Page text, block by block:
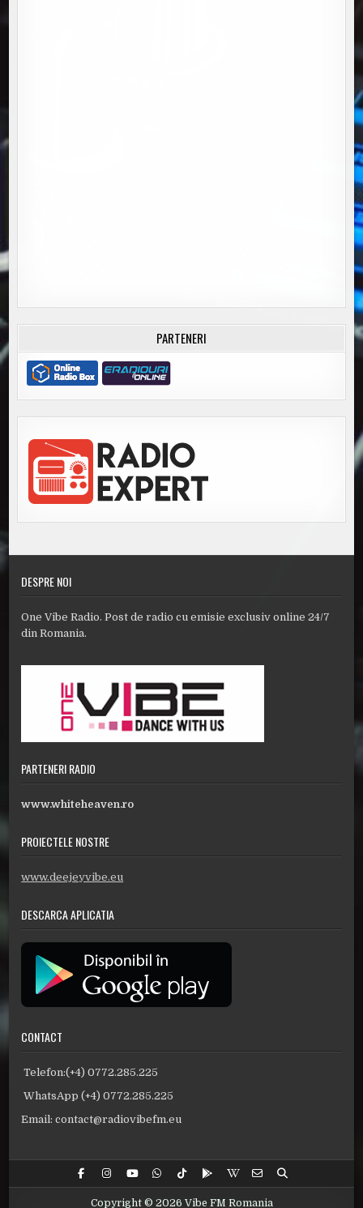
PARTENERI
DESPRE NOI
One Vibe Radio. Post de radio cu emisie exclusiv online 24/7
din Romania.
PARTENERI RADIO
www.whiteheaven.ro
PROIECTELE NOSTRE
www.deejeyvibe.eu
DESCARCA APLICATIA
CONTACT
Telefon:(+4) 0772.285.225
WhatsApp (+4) 0772.285.225
Email: contact@radiovibefm.eu
Copyright © 2026 Vibe FM Romania